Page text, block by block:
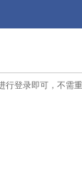
行登录即可，不需